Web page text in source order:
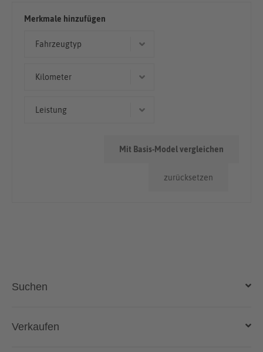
Merkmale hinzufügen
Fahrzeugtyp
Kilometer
Leistung
zurücksetzen
Mit Basis-Model vergleichen
Suchen
Auto kaufen
Verkaufen